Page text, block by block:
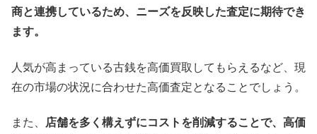
商と連携しているため、ニーズを反映した査定に期待でき
ます。
人気が高まっている古銭を高価買取してもらえるなど、現
在の市場の状況に合わせた高価査定となることでしょう。
また、 店舗を多く構えずにコストを削減することで、高価